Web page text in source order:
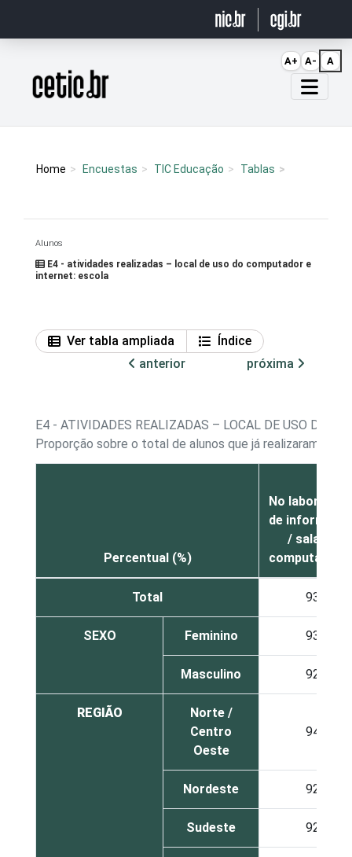
Página inicial
Home Encuestas TIC Educação Tablas
Alunos
E4 - atividades realizadas – local de uso do computador e
internet: escola
Ver tabla ampliada
Índice
anterior
próxima
E4 - ATIVIDADES REALIZADAS – LOCAL DE USO DO
Proporção sobre o total de alunos que já realizaram
Percentual (%)
No
de
/ sala de
Total 93
SEXO Feminino 93
Masculino 92
REGIÃO
Norte /
Centro
Oeste
94
Nordeste 92
Sudeste 92
A+ A- A